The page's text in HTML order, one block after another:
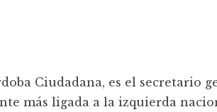
Ciudadana, es el secretario
más ligada a la izquierda